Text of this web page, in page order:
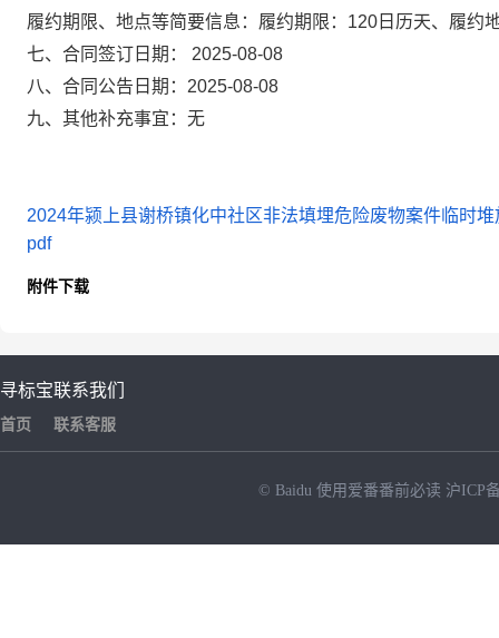
履约期限、地点等简要信息： 履约期限：120日历天、履约
七、合同签订日期：
2025-08-08
八、合同公告日期： 2025-08-08
九、 其他补充事宜： 无
2024年颍上县谢桥镇化中社区非法填埋危险废物案件临时
pdf
附件下载
寻标宝
首页
联系我们
联系客服
© Baidu 使用爱番番前必读 沪ICP